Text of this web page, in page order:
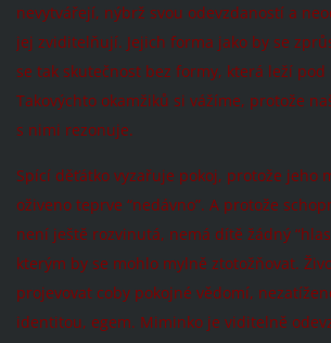
nevytvářejí, nýbrž svou odevzdaností a
jej zviditelňují. Jejich forma jako by se
se tak skutečnost bez formy, která leží pod
Takovýchto okamžiků si vážíme, protože
s nimi rezonuje.
Spící děťátko vyzařuje pokoj, protože jeho
oživeno teprve “nedávno”. A protože
není ještě rozvinutá, nemá dítě žádný “hlas
kterým by se mohlo mylně ztotožňovat.
projevovat coby pokojné vědomí,
identitou, egem. Miminko je viditelně